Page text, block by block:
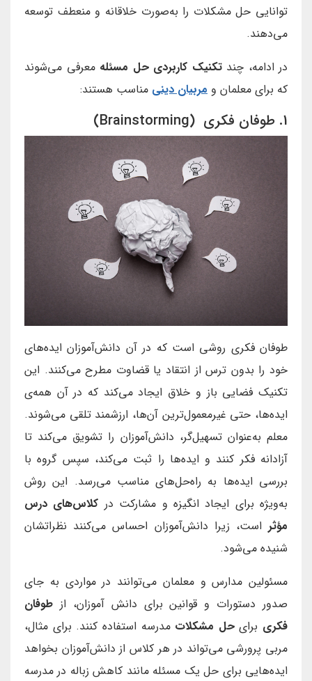
توانایی حل مشکلات را به‌صورت خلاقانه و منعطف توسعه
می‌دهند.
در ادامه، چندتکنیک کاربردی حل مسئله معرفی می‌شوند
که برای معلمان و مربیان دینی مناسب هستند:
1. طوفان فکری (Brainstorming)
طوفان فکری روشی است که در آن دانش‌آموزان ایده‌های
خود را بدون ترس از انتقاد یا قضاوت مطرح می‌کنند. این
تکنیک فضایی باز و خلاق ایجاد می‌کند که در آن همه‌ی
ایده‌ها، حتی غیرمعمول‌ترین آن‌ها، ارزشمند تلقی می‌شوند.
معلم به‌عنوان تسهیل‌گر، دانش‌آموزان را تشویق می‌کند تا
آزادانه فکر کنند و ایده‌ها را ثبت می‌کند، سپس گروه با
بررسی ایده‌ها به راه‌حل‌های مناسب می‌رسد. این روش
به‌ویژه برای ایجاد انگیزه و مشارکت در کلاس‌های درس
مؤثر است، زیرا دانش‌آموزان احساس می‌کنند نظراتشان
شنیده می‌شود.
مسئولین مدارس و معلمان می‌توانند در مواردی به جای
صدور دستورات و قوانین برای دانش آموزان، از طوفان
فکری برایحل مشکلات مدرسه استفاده کنند. برای مثال،
مربی پرورشی می‌تواند در هر کلاس از دانش‌آموزان بخواهد
ایده‌هایی برای حل یک مسئله مانند کاهش زباله در مدرسه